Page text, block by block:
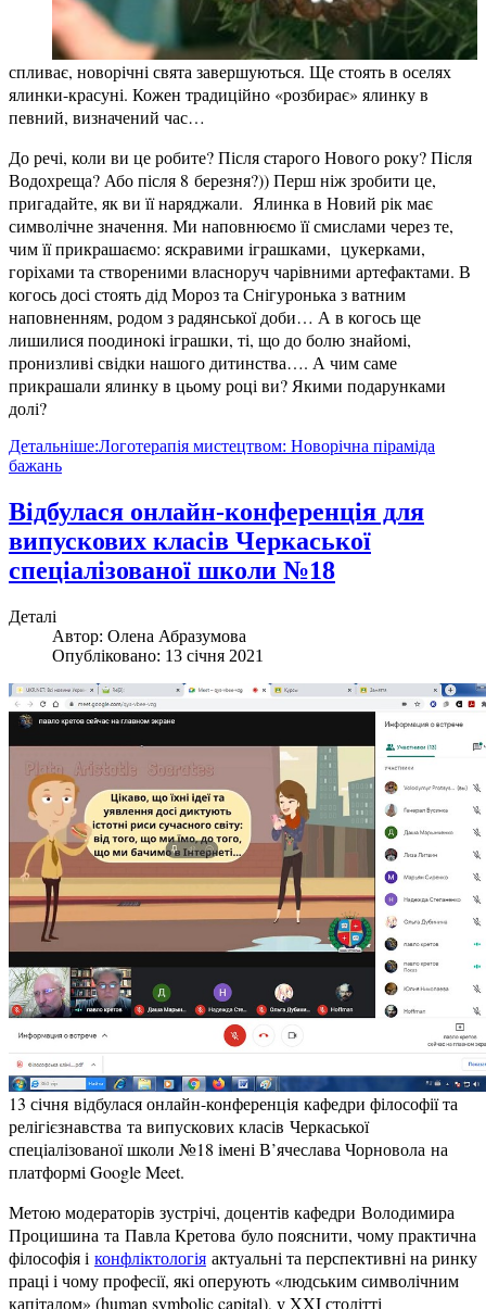
спливає, новорічні свята завершуються. Ще стоять в оселях
ялинки-красуні. Кожен традиційно «розбирає» ялинку в
певний, визначений час…
До речі, коли ви це робите? Після старого Нового року? Після
Водохреща? Або після 8 березня?)) Перш ніж зробити це,
пригадайте, як ви її наряджали. Ялинка в Новий рік має
символічне значення. Ми наповнюємо її смислами через те,
чим її прикрашаємо: яскравими іграшками, цукерками,
горіхами та створеними власноруч чарівними артефактами. В
когось досі стоять дід Мороз та Снігуронька з ватним
наповненням, родом з радянської доби… А в когось ще
лишилися поодинокі іграшки, ті, що до болю знайомі,
пронизливі свідки нашого дитинства…. А чим саме
прикрашали ялинку в цьому році ви? Якими подарунками
долі?
Детальніше:Логотерапія мистецтвом: Новорічна піраміда
бажань
Відбулася онлайн-конференція для
випускових класів Черкаської
спеціалізованої школи №18
Деталі
Автор: Олена Абразумова
Опубліковано: 13 січня 2021
13 січня відбулася онлайн-конференція кафедри філософії та
релігієзнавства та випускових класів Черкаської
спеціалізованої школи №18 імені В’ячеслава Чорновола на
платформі Google Meet.
Метою модераторів зустрічі, доцентів кафедри Володимира
Процишина та Павла Кретова було пояснити, чому практична
філософія і конфліктологія актуальні та перспективні на ринку
праці і чому професії, які оперують «людським символічним
капіталом» (human symbolic capital), у XXI столітті